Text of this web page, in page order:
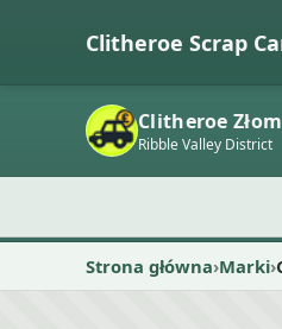
Clitheroe Scrap
Clitheroe
Ribble Valley District
Strona główna Marki